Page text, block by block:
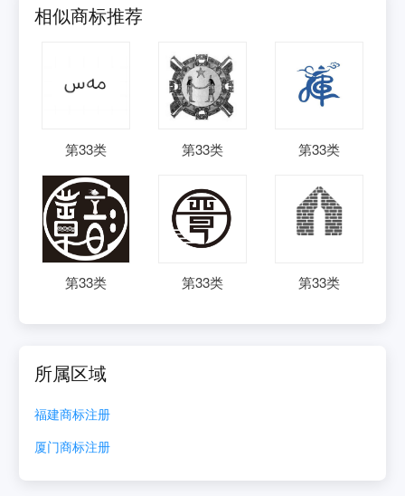
相似商标推荐
第33类 第33类 第33类
第33类 第33类 第33类
所属区域
福建商标注册
厦门商标注册